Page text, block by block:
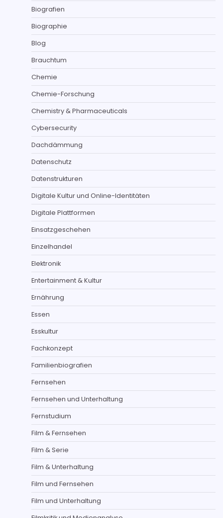
Biografien
Biographie
Blog
Brauchtum
Chemie
Chemie-Forschung
Chemistry & Pharmaceuticals
Cybersecurity
Dachdämmung
Datenschutz
Datenstrukturen
Digitale Kultur und Online-Identitäten
Digitale Plattformen
Einsatzgeschehen
Einzelhandel
Elektronik
Entertainment & Kultur
Ernährung
Essen
Esskultur
Fachkonzept
Familienbiografien
Fernsehen
Fernsehen und Unterhaltung
Fernstudium
Film & Fernsehen
Film & Serie
Film & Unterhaltung
Film und Fernsehen
Film und Unterhaltung